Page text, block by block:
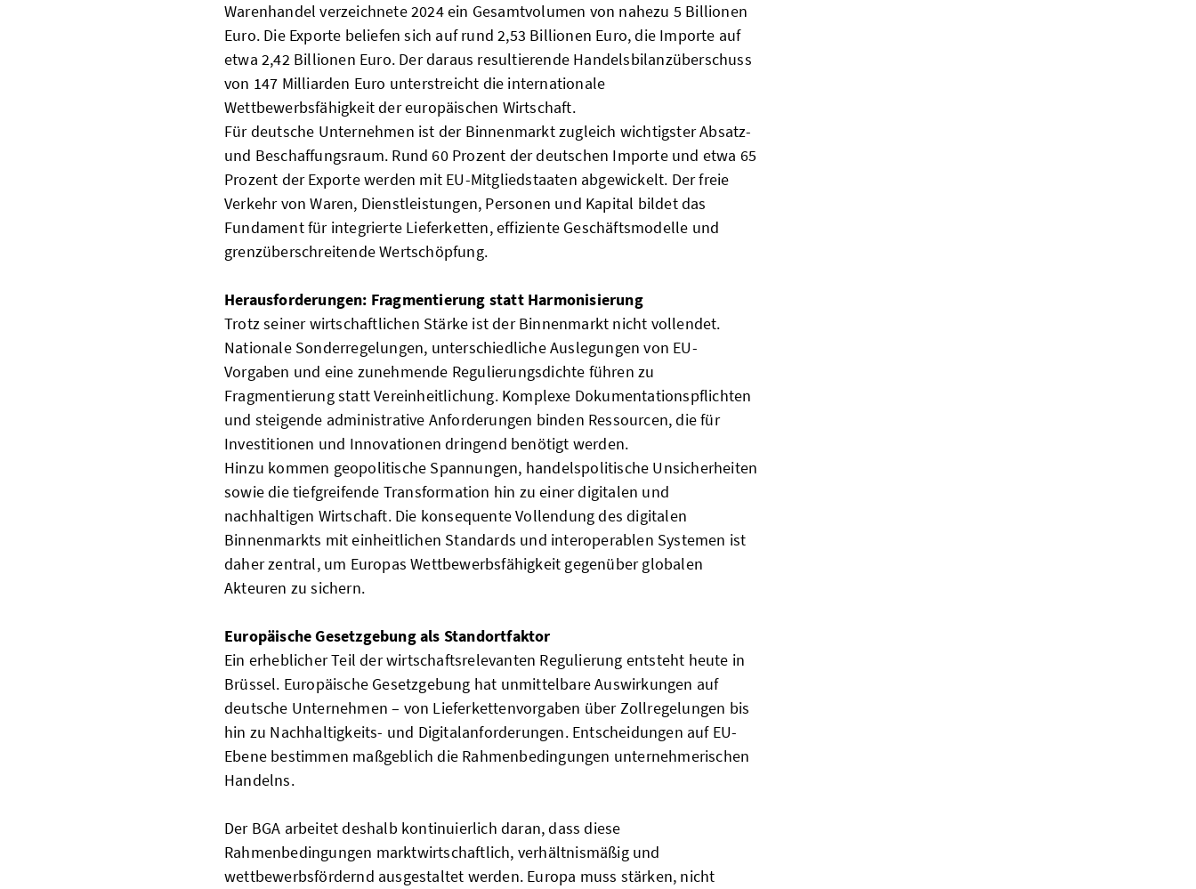
Warenhandel verzeichnete 2024 ein Gesamtvolumen von nahezu 5 Billionen
Euro. Die Exporte beliefen sich auf rund 2,53 Billionen Euro, die Importe auf
etwa 2,42 Billionen Euro. Der daraus resultierende Handelsbilanzüberschuss
von 147 Milliarden Euro unterstreicht die internationale
Wettbewerbsfähigkeit der europäischen Wirtschaft.
Für deutsche Unternehmen ist der Binnenmarkt zugleich wichtigster Absatz-
und Beschaffungsraum. Rund 60 Prozent der deutschen Importe und etwa 65
Prozent der Exporte werden mit EU-Mitgliedstaaten abgewickelt. Der freie
Verkehr von Waren, Dienstleistungen, Personen und Kapital bildet das
Fundament für integrierte Lieferketten, effiziente Geschäftsmodelle und
grenzüberschreitende Wertschöpfung.
Herausforderungen: Fragmentierung statt Harmonisierung
Trotz seiner wirtschaftlichen Stärke ist der Binnenmarkt nicht vollendet.
Nationale Sonderregelungen, unterschiedliche Auslegungen von EU-
Vorgaben und eine zunehmende Regulierungsdichte führen zu
Fragmentierung statt Vereinheitlichung. Komplexe Dokumentationspflichten
und steigende administrative Anforderungen binden Ressourcen, die für
Investitionen und Innovationen dringend benötigt werden.
Hinzu kommen geopolitische Spannungen, handelspolitische Unsicherheiten
sowie die tiefgreifende Transformation hin zu einer digitalen und
nachhaltigen Wirtschaft. Die konsequente Vollendung des digitalen
Binnenmarkts mit einheitlichen Standards und interoperablen Systemen ist
daher zentral, um Europas Wettbewerbsfähigkeit gegenüber globalen
Akteuren zu sichern.
Europäische Gesetzgebung als Standortfaktor
Ein erheblicher Teil der wirtschaftsrelevanten Regulierung entsteht heute in
Brüssel. Europäische Gesetzgebung hat unmittelbare Auswirkungen auf
deutsche Unternehmen – von Lieferkettenvorgaben über Zollregelungen bis
hin zu Nachhaltigkeits- und Digitalanforderungen. Entscheidungen auf EU-
Ebene bestimmen maßgeblich die Rahmenbedingungen unternehmerischen
Handelns.
Der BGA arbeitet deshalb kontinuierlich daran, dass diese
Rahmenbedingungen marktwirtschaftlich, verhältnismäßig und
wettbewerbsfördernd ausgestaltet werden. Europa muss stärken, nicht